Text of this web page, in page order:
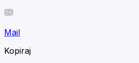
Mail
Kopiraj